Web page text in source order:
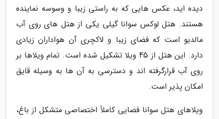
دیده اید، عکس هایی که به راستی زیبا و وسوسه نماینده
هستند. هتل لوکس سوانا گیلی یکی از هتل های روی آب
مالدیو است که فضای زیبا و لاکچری آن هواداران زیادی
دارد. این هتل از 45 ویلا تشکیل شده است. تمام ویلاها بر
روی آب قرارگرفته اند و دسترسی به آن ها به وسیله قایق
امکان پذیر است.
ویلاهای هتل سوانا فضایی کاملاً اختصاصی متشکل از باغ،